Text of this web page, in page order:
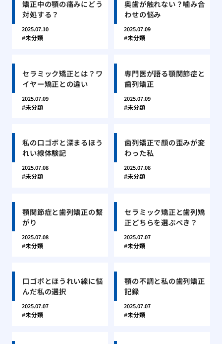
矯正中の顎の痛みにどう
対処する？
2025.07.10
未分類
奥歯が触れない？噛み合
わせの悩み
2025.07.09
未分類
セラミック矯正とは？ワ
イヤー矯正との違い
2025.07.09
未分類
専門医が語る顎関節症と
歯列矯正
2025.07.09
未分類
私の口ゴボと深まるほう
れい線体験記
2025.07.08
未分類
歯列矯正で顔の歪みが変
わった私
2025.07.08
未分類
顎関節症と歯列矯正の繋
がり
2025.07.08
未分類
セラミック矯正と歯列矯
正どちらを選ぶべき？
2025.07.07
未分類
口ゴボとほうれい線に悩
んだ私の選択
2025.07.07
未分類
顎の不調と私の歯列矯正
記録
2025.07.07
未分類